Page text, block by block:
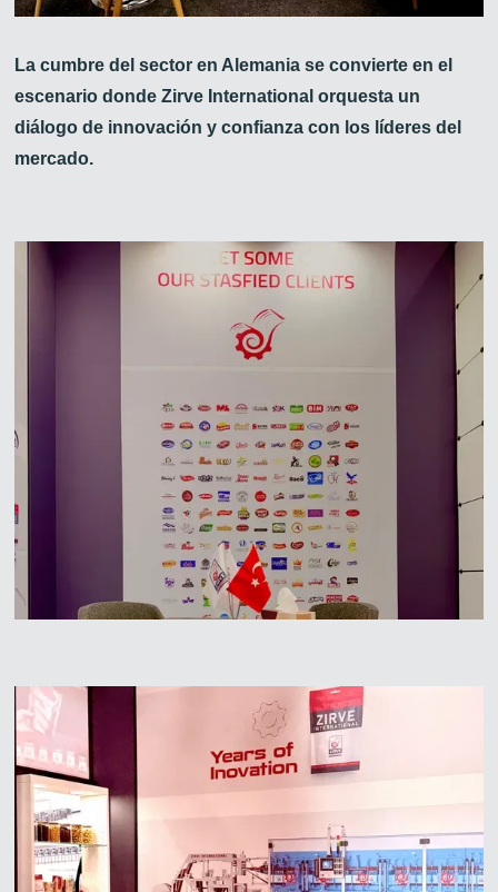
La cumbre del sector en Alemania se convierte en el
escenario donde Zirve International orquesta un
diálogo de innovación y confianza con los líderes del
mercado.